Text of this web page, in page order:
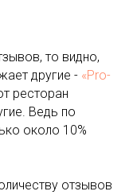
то видно,
другие - «Pro-
ресторан
Ведь по
около 10%
отзывов